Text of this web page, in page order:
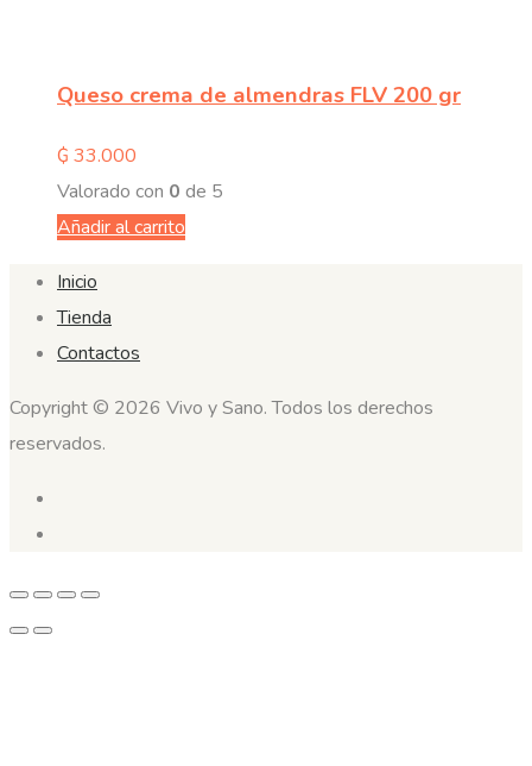
Queso crema de almendras FLV 200 gr
₲ 33.000
Valorado con 0 de 5
Añadir al carrito
Inicio
Tienda
Contactos
Copyright © 2026 Vivo y Sano. Todos los derechos
reservados.